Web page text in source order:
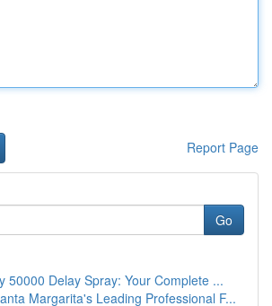
Report Page
Go
50000 Delay Spray: Your Complete ...
Margarita's Leading Professional F...